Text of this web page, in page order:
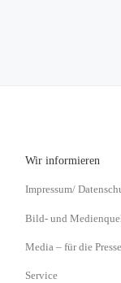
Wir informieren
Impressum/
Bild- und
Media – für die Presse
Service